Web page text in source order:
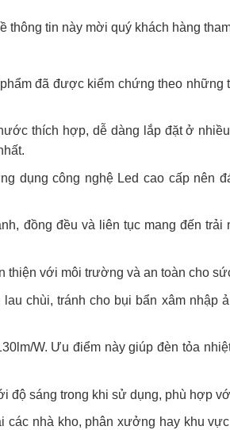
tin này mời quý khách hàng
đã được kiểm chứng theo những
thích hợp, dễ dàng lắp đặt ở
dụng công nghệ Led cao cấp nên
đồng đều và liên tục mang đến trải
thiện với môi trường và an toàn cho
chùi, tránh cho bụi bẩn xâm nhập
W. Ưu điểm này giúp đèn tỏa
độ sáng trong khi sử dụng, phù hợp
các nhà kho, phân xưởng hay khu